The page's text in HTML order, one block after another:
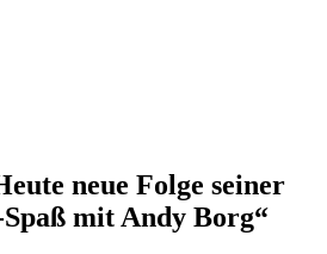
neue Folge seiner
Spaß mit Andy Borg“